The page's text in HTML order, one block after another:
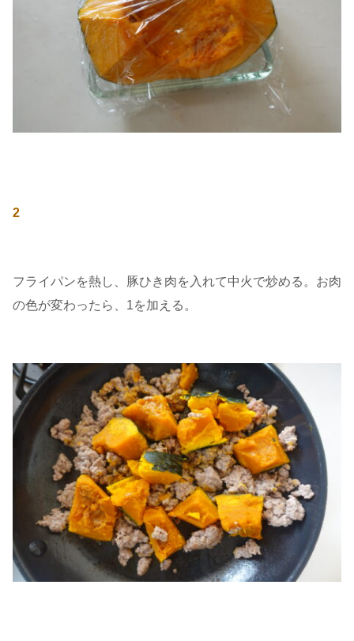
2
フライパンを熱し、豚ひき肉を入れて中火で炒める。お肉
の色が変わったら、1を加える。